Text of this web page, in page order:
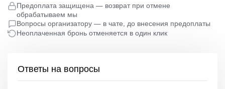
Предоплата защищена — возврат при отмене
обрабатываем мы
Вопросы организатору — в чате, до внесения предоплаты
Неоплаченная бронь отменяется в один клик
Ответы на вопросы